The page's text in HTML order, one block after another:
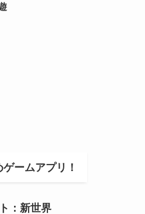
ームアプリ！
：新世界